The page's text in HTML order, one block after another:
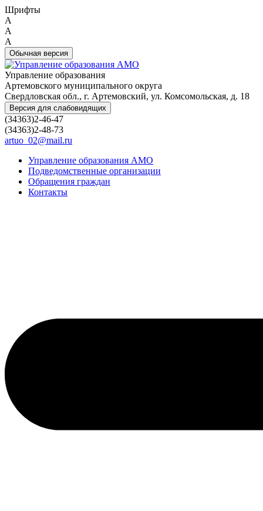
Шрифты
A
A
A
Обычная версия
Управление образования
Артемовского муниципального округа
Свердловская обл., г. Артемовский, ул. Комсомольская, д. 18
Версия для слабовидящих
(34363)2-46-47
(34363)2-48-73
artuo_02@mail.ru
Управление образования АМО
Подведомственные организации
Обращения граждан
Контакты